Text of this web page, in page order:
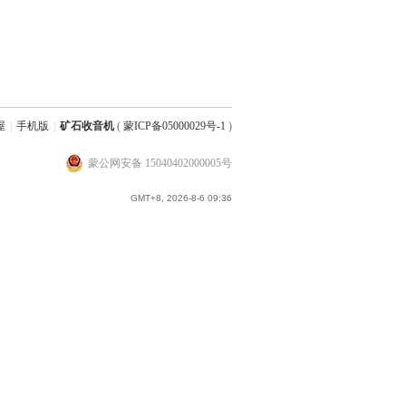
手机版 矿石收音机( 蒙ICP备05000029号-1 )
蒙公网安备 15040402000005号
GMT+8, 2026-8-6 09:36